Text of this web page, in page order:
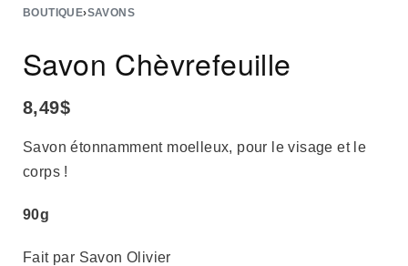
BOUTIQUE›SAVONS
Savon Chèvrefeuille
8,49$
Savon étonnamment moelleux, pour le visage et le
corps !
90g
Fait par Savon Olivier